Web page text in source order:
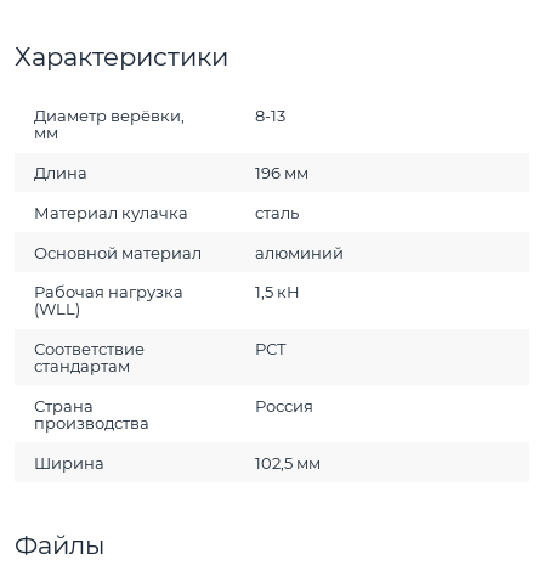
Характеристики
Диаметр верёвки,
мм
8-13
Длина 196 мм
Материал кулачка сталь
Основной материал алюминий
Рабочая нагрузка
(WLL)
1,5 кН
Соответствие
стандартам
РСТ
Страна
производства
Россия
Ширина 102,5 мм
Файлы